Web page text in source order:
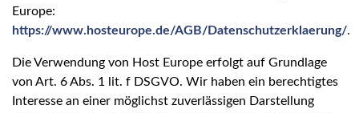
Europe:
https://www.hosteurope.de/AGB/Datenschutzerklaerung/.
Die Verwendung von Host Europe erfolgt auf Grundlage
von Art. 6 Abs. 1 lit. f DSGVO. Wir haben ein berechtigtes
Interesse an einer möglichst zuverlässigen Darstellung